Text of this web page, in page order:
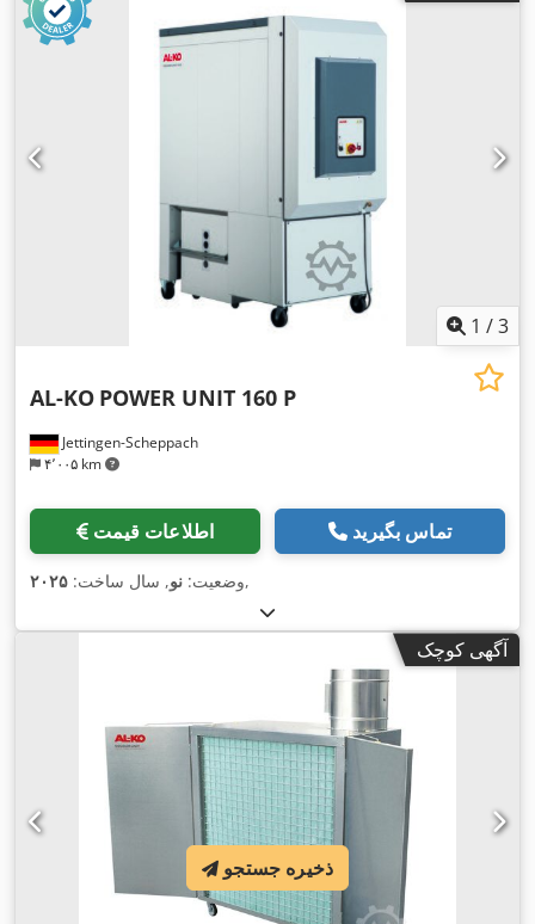
1 /3
Jettingen-Scheppach
۴٬۰۰۵ km
AL-KO POWER UNIT 160 P
اطلاعات قیمت تماس بگیرید
وضعیت: نو, سال ساخت: ۲۰۲۵ ,
آگهی کوچک
ذخیره جستجو